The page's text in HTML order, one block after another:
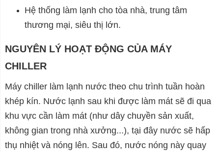
Hệ thống làm lạnh cho tòa nhà, trung tâm
thương mại, siêu thị lớn.
NGUYÊN LÝ HOẠT ĐỘNG CỦA MÁY
CHILLER
Máy chiller làm lạnh nước theo chu trình tuần hoàn
khép kín. Nước lạnh sau khi được làm mát sẽ đi qua
khu vực cần làm mát (như dây chuyền sản xuất,
không gian trong nhà xưởng...), tại đây nước sẽ hấp
thụ nhiệt và nóng lên. Sau đó, nước nóng này quay